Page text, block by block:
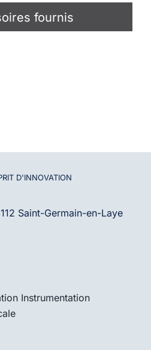
fournis
D'INNOVATION
Saint-Germain-en-Laye
Instrumentation